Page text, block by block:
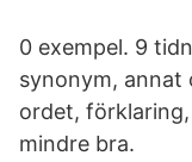
0 exempel. 9
synonym, annat
ordet,
mindre bra.